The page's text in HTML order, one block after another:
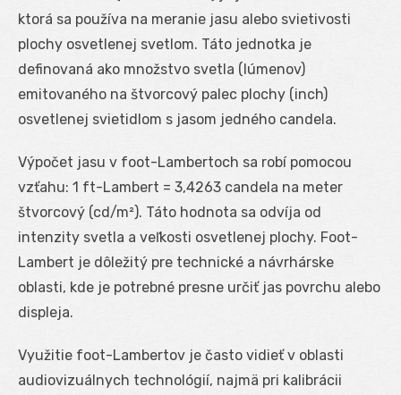
ktorá sa používa na meranie jasu alebo svietivosti
plochy osvetlenej svetlom. Táto jednotka je
definovaná ako množstvo svetla (lúmenov)
emitovaného na štvorcový palec plochy (inch)
osvetlenej svietidlom s jasom jedného candela.
Výpočet jasu v foot-Lambertoch sa robí pomocou
vzťahu: 1 ft-Lambert = 3,4263 candela na meter
štvorcový (cd/m²). Táto hodnota sa odvíja od
intenzity svetla a veľkosti osvetlenej plochy. Foot-
Lambert je dôležitý pre technické a návrhárske
oblasti, kde je potrebné presne určiť jas povrchu alebo
displeja.
Využitie foot-Lambertov je často vidieť v oblasti
audiovizuálnych technológií, najmä pri kalibrácii